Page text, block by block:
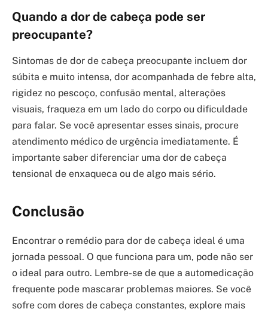
Quando a dor de cabeça pode ser
preocupante?
Sintomas de dor de cabeça preocupante incluem dor
súbita e muito intensa, dor acompanhada de febre alta,
rigidez no pescoço, confusão mental, alterações
visuais, fraqueza em um lado do corpo ou dificuldade
para falar. Se você apresentar esses sinais, procure
atendimento médico de urgência imediatamente. É
importante saber diferenciar uma dor de cabeça
tensional de enxaqueca ou de algo mais sério.
Conclusão
Encontrar o remédio para dor de cabeça ideal é uma
jornada pessoal. O que funciona para um, pode não ser
o ideal para outro. Lembre-se de que a automedicação
frequente pode mascarar problemas maiores. Se você
sofre com dores de cabeça constantes, explore mais